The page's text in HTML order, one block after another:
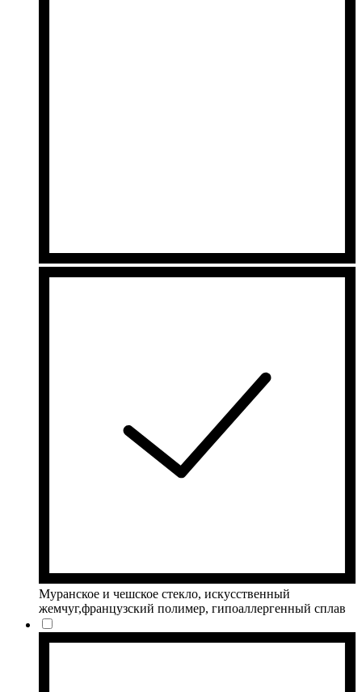
Муранское и чешское стекло, искусственный
жемчуг,французский полимер, гипоаллергенный сплав